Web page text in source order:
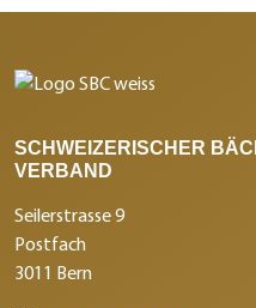
SCHWEIZERISCHER
VERBAND
Seilerstrasse 9
Postfach
3011 Bern